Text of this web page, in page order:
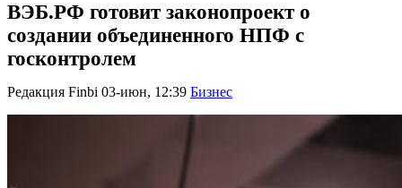
ВЭБ.РФ готовит законопроект о
создании объединенного НПФ с
госконтролем
Редакция Finbi 03-июн, 12:39 Бизнес